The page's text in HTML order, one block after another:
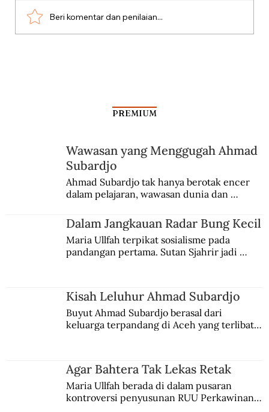
Beri komentar dan penilaian...
PREMIUM
Wawasan yang Menggugah Ahmad
Subardjo
Ahmad Subardjo tak hanya berotak encer
dalam pelajaran, wawasan dunia dan
Jules Verne, Multatuli, hingga Sun Yat-sen.
Dalam Jangkauan Radar Bung Kecil
Maria Ullfah terpikat sosialisme pada
pandangan pertama. Sutan Sjahrir jadi
Kisah Leluhur Ahmad Subardjo
Buyut Ahmad Subardjo berasal dari
keluarga terpandang di Aceh yang terlibat
Agar Bahtera Tak Lekas Retak
Maria Ullfah berada di dalam pusaran
kontroversi penyusunan RUU Perkawinan.